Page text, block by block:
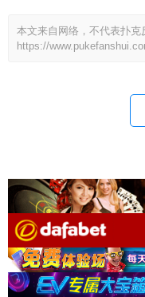
本文来自网络，不代表扑克
https://